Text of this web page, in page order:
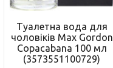
Туалетна вода для
чоловіків Max Gordon
Copacabana 100 мл
(3573551100729)